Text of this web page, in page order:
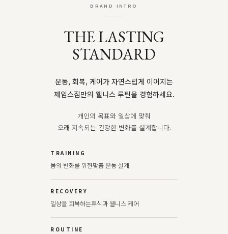
BRAND INTRO
THE LASTING
STANDARD
운동, 회복, 케어가 자연스럽게 이어지는
제임스짐만의 웰니스 루틴을 경험하세요.
개인의 목표와 일상에 맞춰
오래 지속되는 건강한 변화를 설계합니다.
TRAINING
몸의 변화를 위한맞춤 운동 설계
RECOVERY
일상을 회복하는휴식과 웰니스 케어
ROUTINE